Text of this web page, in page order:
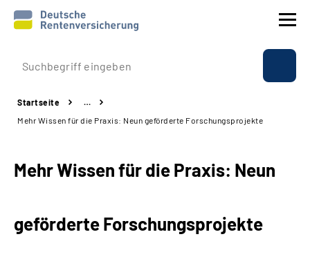
Prävention
Reha
Experten
Startseite
…
Mehr Wissen für die Praxis: Neun geförderte Forschungsprojekte
Mehr Wissen für die Praxis: Neun
geförderte Forschungsprojekte